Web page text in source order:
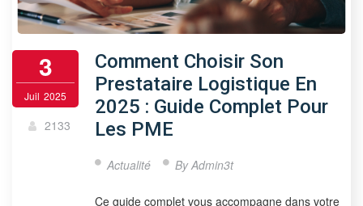
3
Juil 2025
2133
Comment Choisir Son
Prestataire Logistique En
2025 : Guide Complet Pour
Les PME
Actualité ByAdmin3t
Ce guide complet vous accompagne dans votre